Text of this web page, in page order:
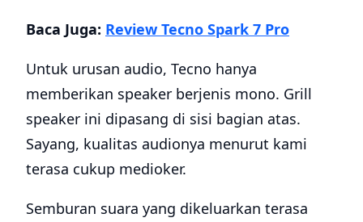
Baca Juga: Review Tecno Spark 7 Pro
Untuk urusan audio, Tecno hanya
memberikan speaker berjenis mono. Grill
speaker ini dipasang di sisi bagian atas.
Sayang, kualitas audionya menurut kami
terasa cukup medioker.
Semburan suara yang dikeluarkan terasa